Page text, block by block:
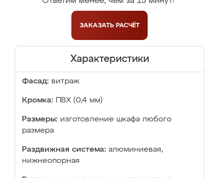
ЗАКАЗАТЬ РАСЧЁТ
Характеристики
Фасад: витраж
Кромка: ПВХ (0,4 мм)
Размеры: изготовление шкафа любого
размера
Раздвижная система: алюминиевая,
нижнеопорная